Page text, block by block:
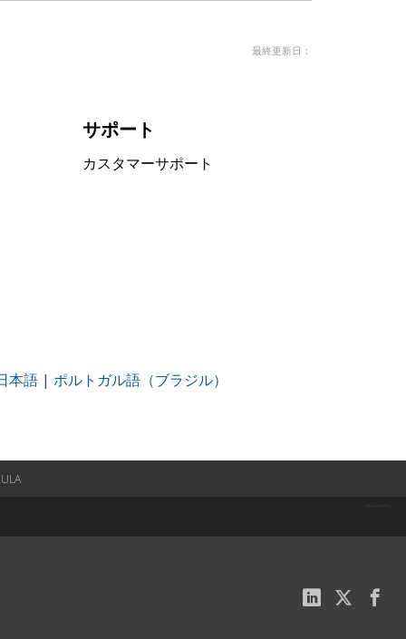
最終更新日：
サポート
カスタマーサポート
本語 | ポルトガル語（ブラジル）